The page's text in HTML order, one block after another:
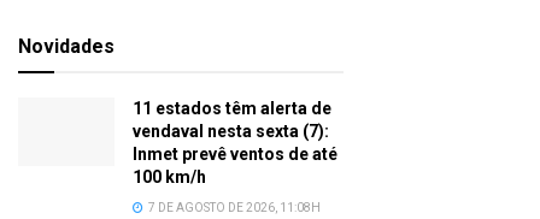
Novidades
11 estados têm alerta de
vendaval nesta sexta (7):
Inmet prevê ventos de até
100 km/h
7 DE AGOSTO DE 2026, 11:08H